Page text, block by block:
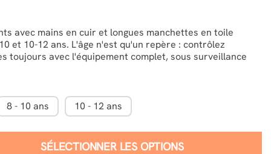
avec mains en cuir et longues manchettes en toile
et 10-12 ans. L'âge n'est qu'un repère : contrôlez
toujours avec l'équipement complet, sous surveillance
8 - 10 ans 10 - 12 ans
SÉLECTIONNER LES OPTIONS